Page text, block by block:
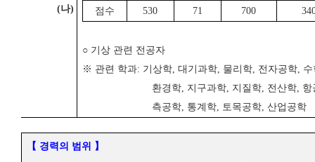
(나)
점수
530 71 700
○ 기상 관련 전공자
※ 관련 학과: 기상학, 대기과학, 물리학, 전자공학, 수
환경학, 지구과학, 지질학, 전산학, 항
측공학, 통계학, 토목공학, 산업공학
【 경력의 범위 】